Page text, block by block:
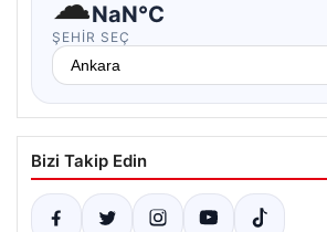
NaN°C
ŞEHIR SEÇ
Bizi Takip Edin